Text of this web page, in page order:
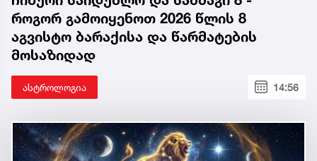
როგორ გამოიყენოთ 2026 წლის 8
აგვისტო ბარაქისა და წარმატების
მოსაზიდად
ასტროლოგია 14:56